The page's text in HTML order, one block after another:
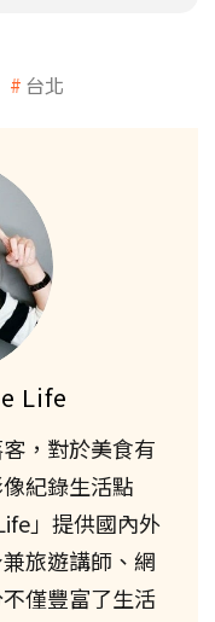
台北
Life
，對於美食有
紀錄生活點
」提供國內外
旅遊講師、網
僅豐富了生活